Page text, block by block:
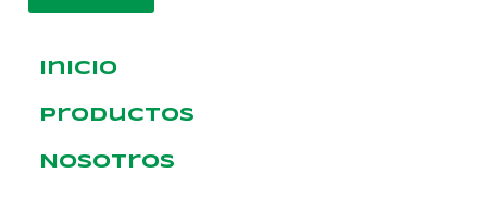
Inicio
Productos
Nosotros